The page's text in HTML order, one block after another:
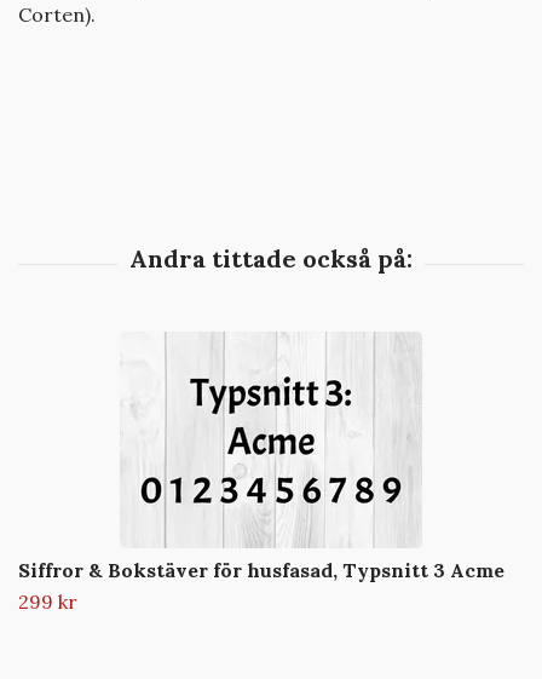
Corten).
Siffror & Bokstäver för husfasad, Typsnitt 3 Acme
299 kr